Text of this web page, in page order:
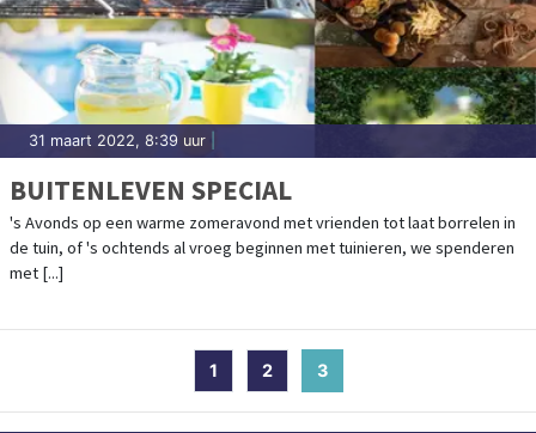
31 maart 2022, 8:39 uur
BUITENLEVEN SPECIAL
's Avonds op een warme zomeravond met vrienden tot laat borrelen in
de tuin, of 's ochtends al vroeg beginnen met tuinieren, we spenderen
met [...]
1 2 3(current)